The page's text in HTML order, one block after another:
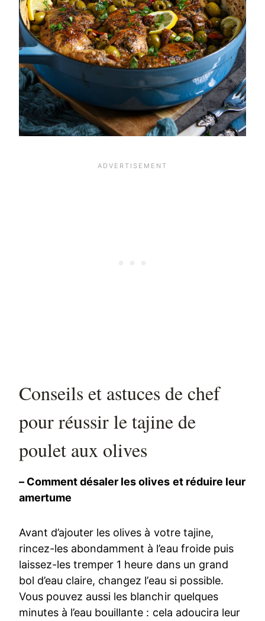
Conseils et astuces de chef
pour réussir le tajine de
poulet aux olives
– Comment désaler les olives et réduire leur
amertume
Avant d’ajouter les olives à votre tajine,
rincez-les abondamment à l’eau froide puis
laissez-les tremper 1 heure dans un grand
bol d’eau claire, changez l’eau si possible.
Vous pouvez aussi les blanchir quelques
minutes à l’eau bouillante : cela adoucira leur